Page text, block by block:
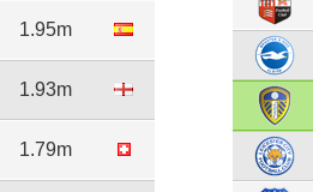
1.95m
1.93m
1.79m